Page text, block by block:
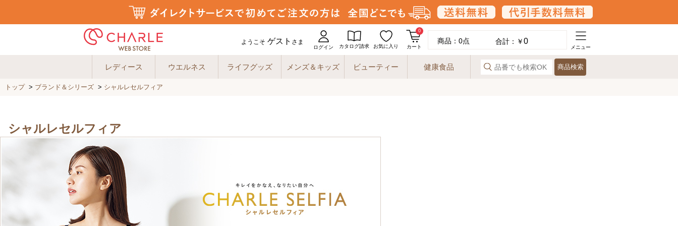
ようこそ ゲスト さま
ログイン カタログ請求 お気に入り
0
カート
商品： 0点 合計：￥0
メニュー
レディース ウエルネス ライフグッズ メンズ＆キッズ ビューティー 健康食品 商品検索
トップ> ブランド＆シリーズ > シャルレセルフィア
シャルレセルフィア